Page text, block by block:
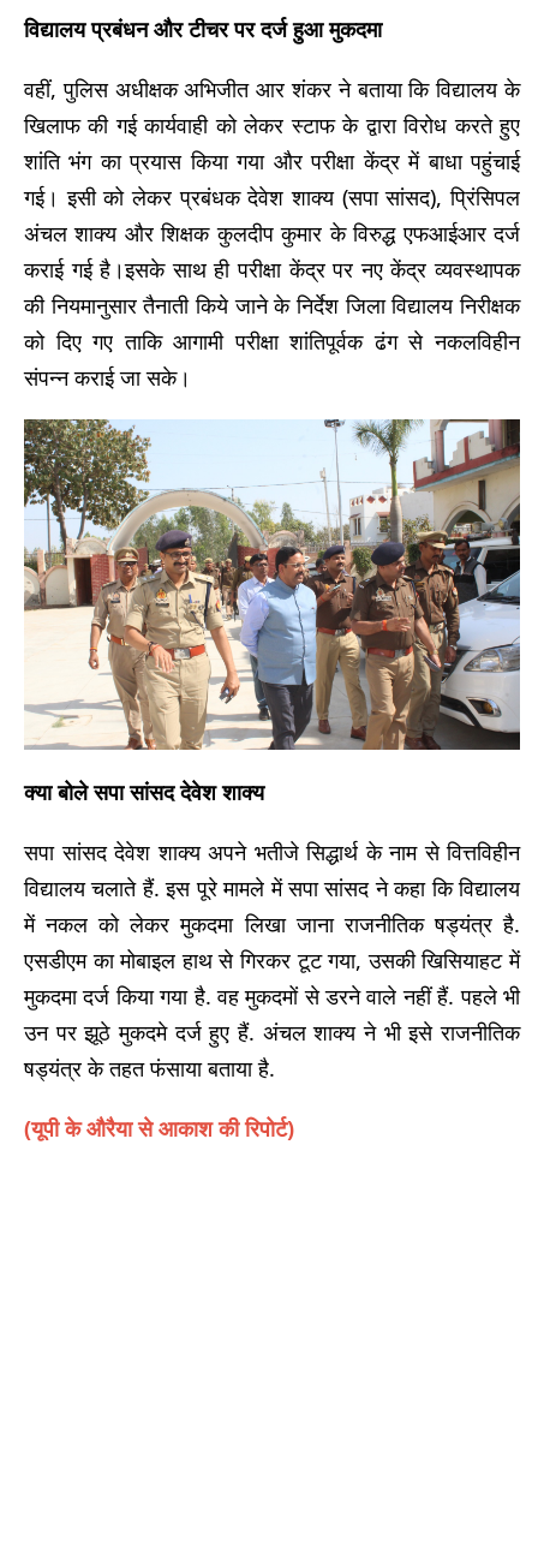
विद्यालय प्रबंधन और टीचर पर दर्ज हुआ मुकदमा
वहीं, पुलिस अधीक्षक अभिजीत आर शंकर ने बताया कि विद्यालय के
खिलाफ की गई कार्यवाही को लेकर स्टाफ के द्वारा विरोध करते हुए
शांति भंग का प्रयास किया गया और परीक्षा केंद्र में बाधा पहुंचाई
गई। इसी को लेकर प्रबंधक देवेश शाक्य (सपा सांसद), प्रिंसिपल
अंचल शाक्य और शिक्षक कुलदीप कुमार के विरुद्ध एफआईआर दर्ज
कराई गई है।इसके साथ ही परीक्षा केंद्र पर नए केंद्र व्यवस्थापक
की नियमानुसार तैनाती किये जाने के निर्देश जिला विद्यालय निरीक्षक
को दिए गए ताकि आगामी परीक्षा शांतिपूर्वक ढंग से नकलविहीन
संपन्न कराई जा सके।
क्या बोले सपा सांसद देवेश शाक्य
सपा सांसद देवेश शाक्य अपने भतीजे सिद्धार्थ के नाम से वित्तविहीन
विद्यालय चलाते हैं. इस पूरे मामले में सपा सांसद ने कहा कि विद्यालय
में नकल को लेकर मुकदमा लिखा जाना राजनीतिक षड्यंत्र है.
एसडीएम का मोबाइल हाथ से गिरकर टूट गया, उसकी खिसियाहट में
मुकदमा दर्ज किया गया है. वह मुकदमों से डरने वाले नहीं हैं. पहले भी
उन पर झूठे मुकदमे दर्ज हुए हैं. अंचल शाक्य ने भी इसे राजनीतिक
षड्यंत्र के तहत फंसाया बताया है.
(यूपी के औरैया से आकाश की रिपोर्ट)